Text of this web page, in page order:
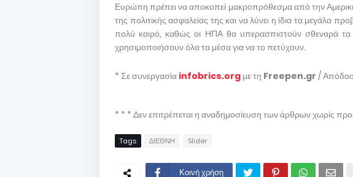
Ευρώπη πρέπει να αποκοπεί μακροπρόθεσμα από την
της πολιτικής ασφαλείας της και να λύνει η ίδια τα μεγάλα
πολύ καιρό, καθώς οι ΗΠΑ θα υπερασπιστούν σθεναρά
χρησιμοποιήσουν όλα τα μέσα για να το πετύχουν.
* Σε συνεργασία infobrics.org με τη Freepen.gr /
* * * Δεν επιτρέπεται η αναδημοσίευση των άρθρων χωρίς
Tags ΔΙΕΘΝΗ Slider
Κοινή χρήση